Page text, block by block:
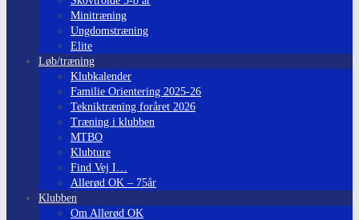
Minitræning
Ungdomstræning
Elite
Løb/træning
Klubkalender
Familie Orientering 2025-26
Tekniktræning foråret 2026
Træning i klubben
MTBO
Klubture
Find Vej I…
Allerød OK – 75år
Klubben
Om Allerød OK